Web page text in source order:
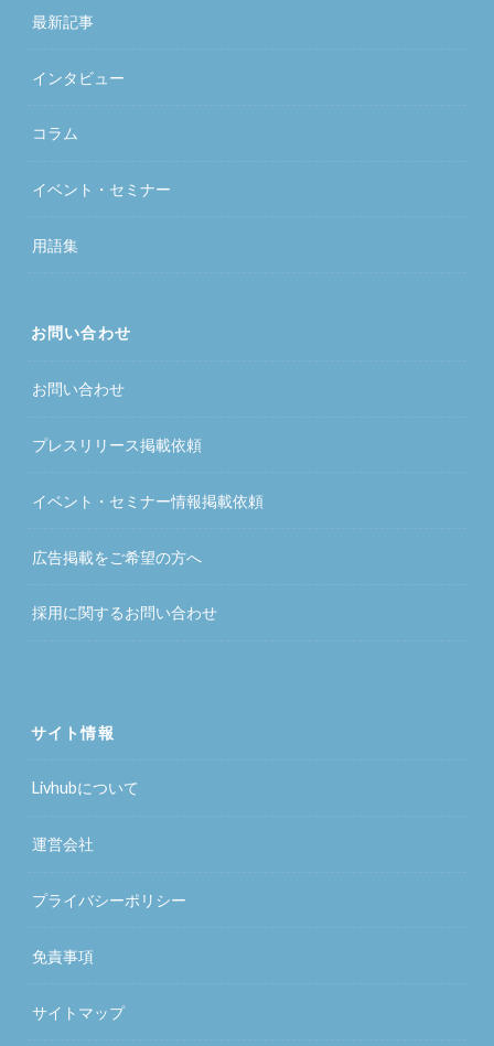
最新記事
インタビュー
コラム
イベント・セミナー
用語集
お問い合わせ
お問い合わせ
プレスリリース掲載依頼
イベント・セミナー情報掲載依頼
広告掲載をご希望の方へ
採用に関するお問い合わせ
サイト情報
Livhubについて
運営会社
プライバシーポリシー
免責事項
サイトマップ